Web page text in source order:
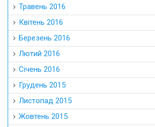
Травень 2016
Квітень 2016
Березень 2016
Лютий 2016
Січень 2016
Грудень 2015
Листопад 2015
Жовтень 2015